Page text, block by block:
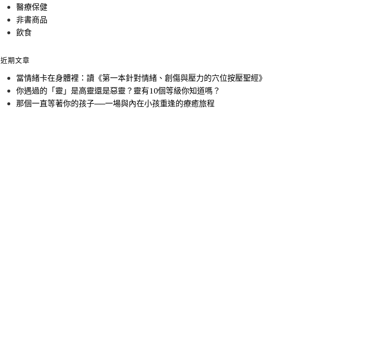
醫療保健
非書商品
飲食
近期文章
當情緒卡在身體裡：讀《第一本針對情緒、創傷與壓力的穴位按壓聖經》
你遇過的「靈」是高靈還是惡靈？靈有10個等級你知道嗎？
那個一直等著你的孩子──一場與內在小孩重逢的療癒旅程